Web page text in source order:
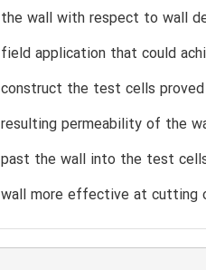
the wall with respect to wall
field application that could
construct the test cells
resulting permeability of the
past the wall into the test
wall more effective at cutting